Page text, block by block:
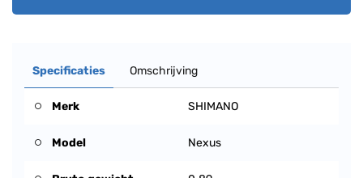
Specificaties Omschrijving
Merk SHIMANO
Model Nexus